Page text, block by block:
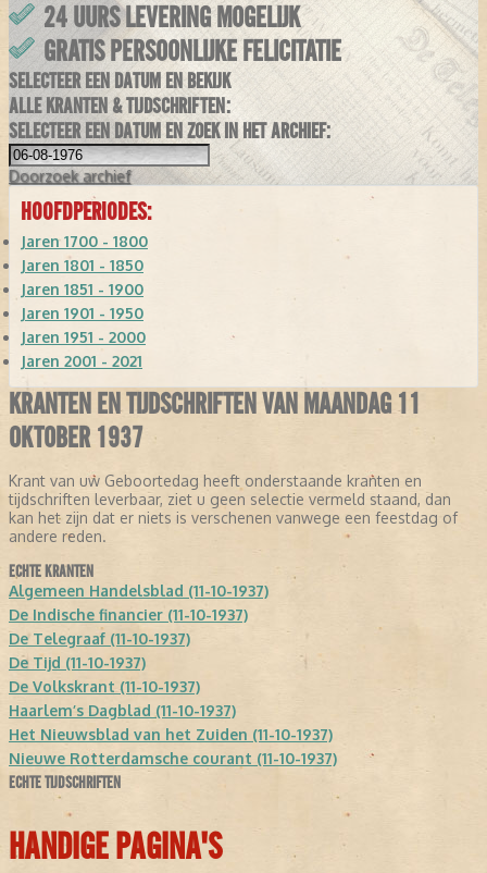
24 UURS LEVERING MOGELIJK
GRATIS PERSOONLIJKE FELICITATIE
SELECTEER EEN DATUM EN BEKIJK
ALLE KRANTEN & TIJDSCHRIFTEN:
SELECTEER EEN DATUM EN ZOEK IN HET ARCHIEF:
Doorzoek archief
HOOFDPERIODES:
Jaren 1700 - 1800
Jaren 1801 - 1850
Jaren 1851 - 1900
Jaren 1901 - 1950
Jaren 1951 - 2000
Jaren 2001 - 2021
KRANTEN EN TIJDSCHRIFTEN VAN MAANDAG 11
OKTOBER 1937
Krant van uw Geboortedag heeft onderstaande kranten en
tijdschriften leverbaar, ziet u geen selectie vermeld staand, dan
kan het zijn dat er niets is verschenen vanwege een feestdag of
andere reden.
ECHTE KRANTEN
Algemeen Handelsblad (11-10-1937)
De Indische financier (11-10-1937)
De Telegraaf (11-10-1937)
De Tijd (11-10-1937)
De Volkskrant (11-10-1937)
Haarlem’s Dagblad (11-10-1937)
Het Nieuwsblad van het Zuiden (11-10-1937)
Nieuwe Rotterdamsche courant (11-10-1937)
ECHTE TIJDSCHRIFTEN
HANDIGE PAGINA'S